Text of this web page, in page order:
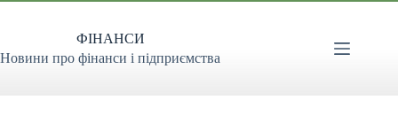
Перейти
ФІНАНСИ
Новини про фінанси і підприємства